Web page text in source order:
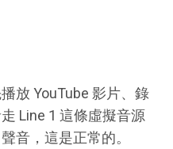
放 YouTube 影片、錄
Line 1 這條虛擬音源
音，這是正常的。